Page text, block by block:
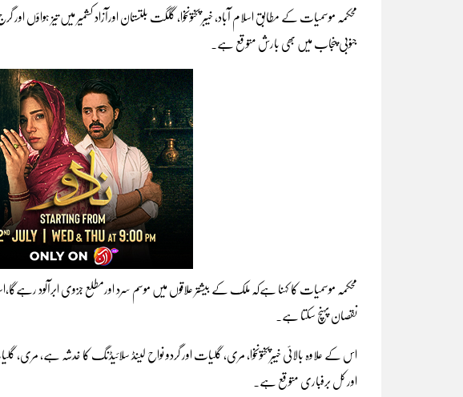
محکمہ موسمیات کے مطابق اسلام آباد، خیبر پختونخوا، گلگت بلتستان اورآزاد کشمیر میں تیز
جنوبی پنجاب میں بھی بارش متوقع ہے۔
محکمہ موسمیات کا کہنا ہےکہ ملک کے بیشتر علاقوں میں موسم سرد اورمطلع جزوی ابرآلود
نقصان پہنچ سکتا ہے۔
اس کے علاوہ بالائی خیبرپختونخوا، مری، گلیات اور گردو نواح لینڈ سلائیڈنگ کا خدشہ ہے،
اور کل برفباری متوقع ہے۔